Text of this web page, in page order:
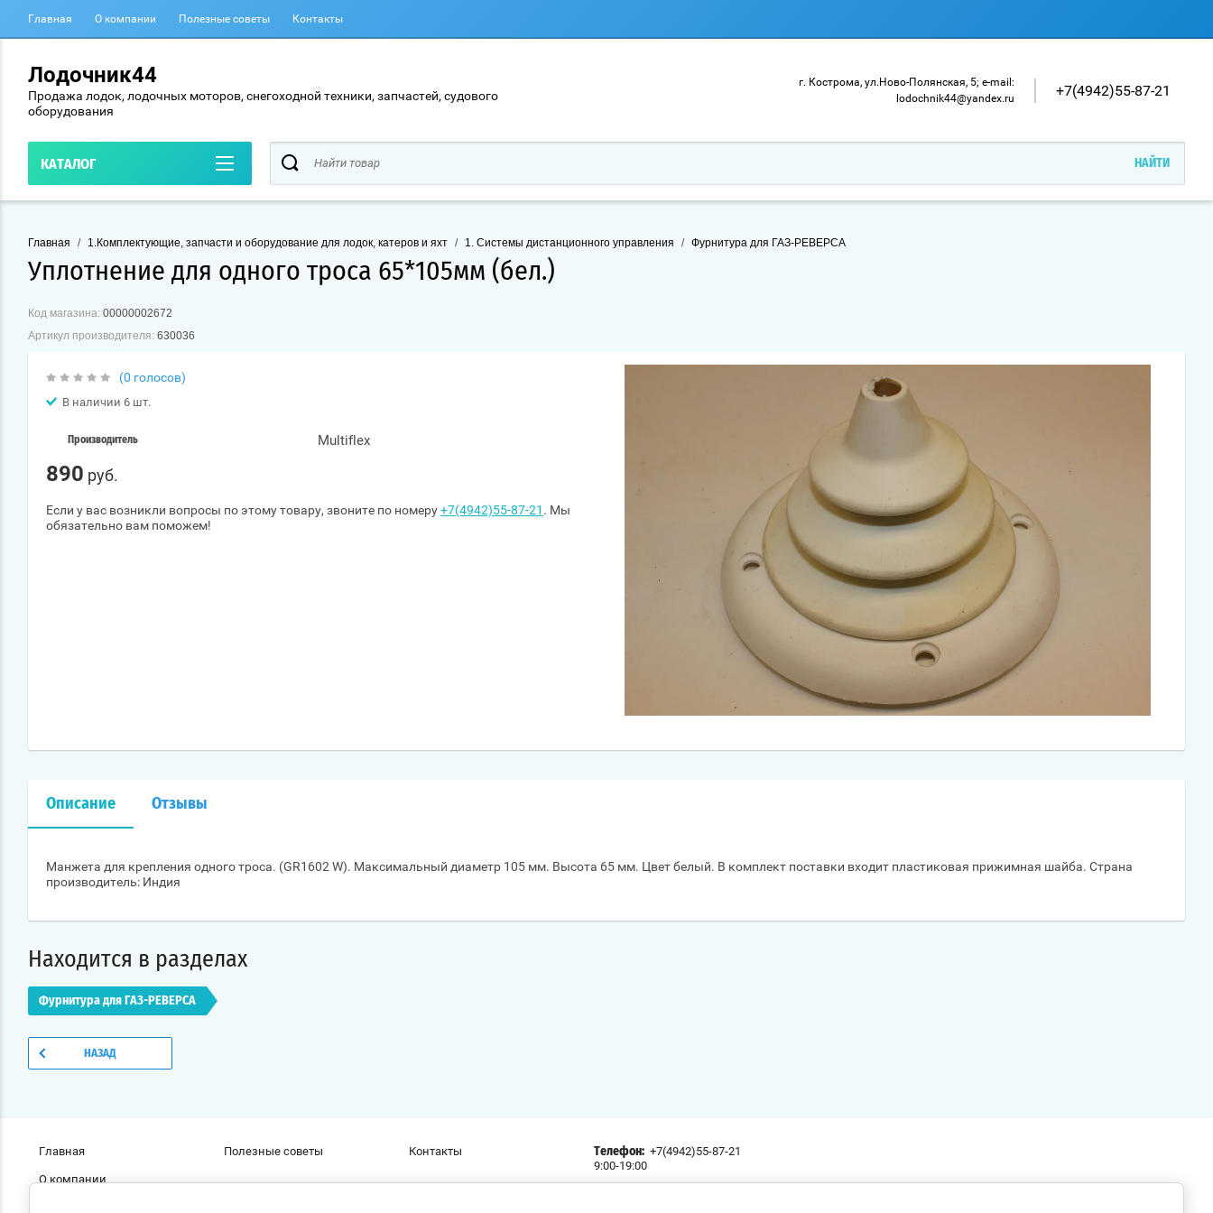
Главная О компании Полезные советы Контакты
Лодочник44
Продажа лодок, лодочных моторов, снегоходной техники, запчастей, судового
оборудования
г. Кострома, ул.Ново-Полянская, 5; e-mail:
lodochnik44@yandex.ru
+7(4942)55-87-21
КАТАЛОГ
Главная / 1.Комплектующие, запчасти и оборудование для лодок, катеров и яхт / 1. Системы дистанционного управления / Фурнитура для ГАЗ-РЕВЕРСА
Уплотнение для одного троса 65*105мм (бел.)
Код магазина: 00000002672
Артикул производителя: 630036
(0 голосов)
В наличии 6 шт.
Производитель Multiflex
890 руб.
Если у вас возникли вопросы по этому товару, звоните по номеру+7(4942)55-87-21 . Мы
обязательно вам поможем!
Описание Отзывы
Манжета для крепления одного троса. (GR1602 W). Максимальный диаметр 105 мм. Высота 65 мм. Цвет белый. В комплект поставки входит пластиковая прижимная шайба. Страна
производитель: Индия
Находится в разделах
Фурнитура для ГАЗ-РЕВЕРСА
НАЗАД
Главная
О компании
Полезные советы Контакты Телефон: +7(4942)55-87-21
9:00-19:00